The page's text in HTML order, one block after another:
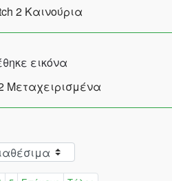
2 Καινούρια
Μεταχειρισμένα